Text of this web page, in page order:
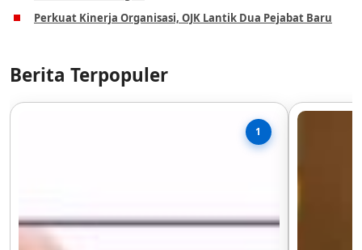
Perkuat Kinerja Organisasi, OJK Lantik Dua Pejabat Baru
Berita Terpopuler
1